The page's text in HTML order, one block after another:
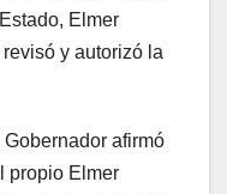
Elmer
y autorizó la
afirmó
propio Elmer